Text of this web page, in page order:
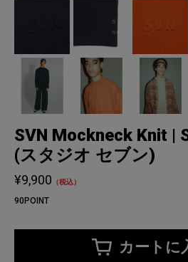
SVN Mockneck Knit |
(スタジオ セブン)
¥9,900 （税込）
90POINT
カートに